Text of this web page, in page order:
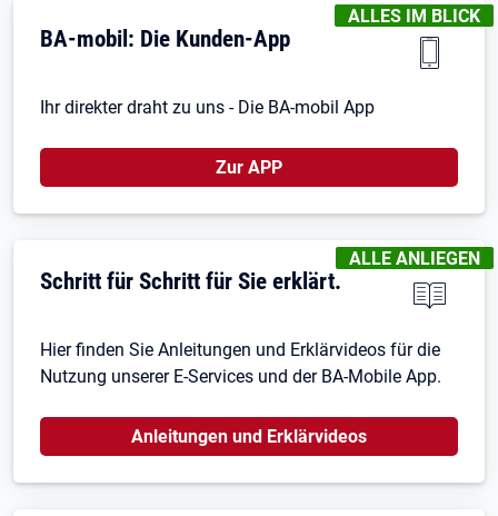
KENNZEICHNUNGEN
ALLES IM BLICK
BA-mobil: Die Kunden-App
Ihr direkter draht zu uns - Die BA-mobil App
Zur APP
KENNZEICHNUNGEN
ALLE ANLIEGEN
Schritt für Schritt für Sie erklärt.
Hier finden Sie Anleitungen und Erklärvideos für die
Nutzung unserer E-Services und der BA-Mobile App.
Anleitungen und Erklärvideos